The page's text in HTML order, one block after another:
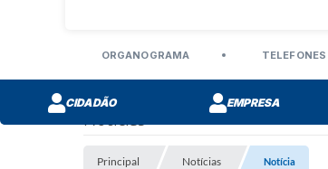
ORGANOGRAMA TELEFONES
CIDADÃO EMPRESA
Principal Notícias Notícia